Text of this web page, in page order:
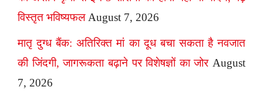
विस्तृत भविष्यफल August 7, 2026
मातृ दुग्ध बैंक: अतिरिक्त मां का दूध बचा सकता है नवजात
की जिंदगी, जागरूकता बढ़ाने पर विशेषज्ञों का जोर August
7, 2026